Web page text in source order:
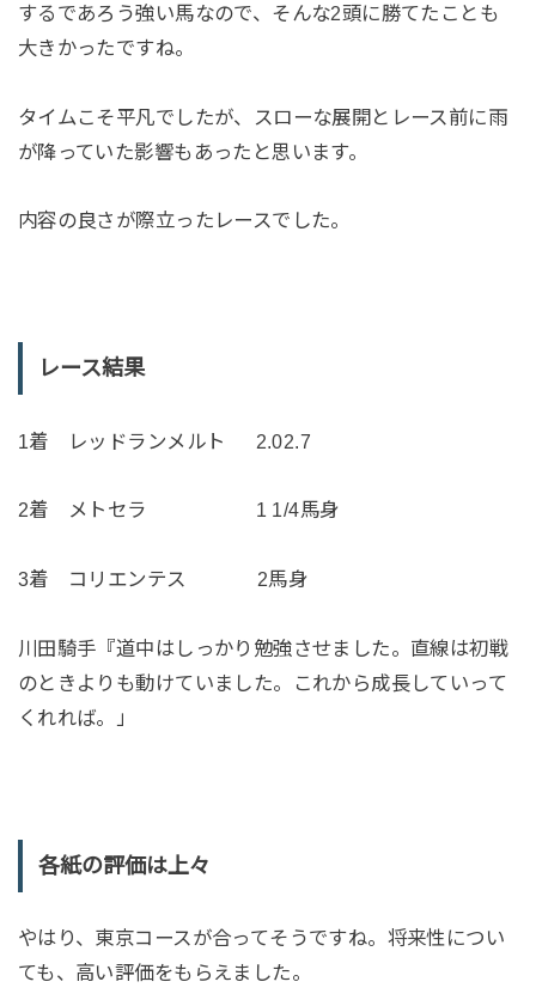
するであろう強い馬なので、そんな2頭に勝てたことも
大きかったですね。
タイムこそ平凡でしたが、スローな展開とレース前に雨
が降っていた影響もあったと思います。
内容の良さが際立ったレースでした。
レース結果
1着 レッドランメルト 2.02.7
2着 メトセラ 1 1/4馬身
3着 コリエンテス 2馬身
川田騎手『道中はしっかり勉強させました。直線は初戦
のときよりも動けていました。これから成長していって
くれれば。」
各紙の評価は上々
やはり、東京コースが合ってそうですね。将来性につい
ても、高い評価をもらえました。